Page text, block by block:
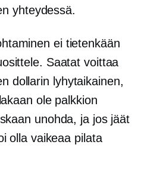
yhteydessä.
ei tietenkään
Saatat voittaa
dollarin lyhytaikainen,
ole palkkion
unohda, ja jos jäät
olla vaikeaa pilata